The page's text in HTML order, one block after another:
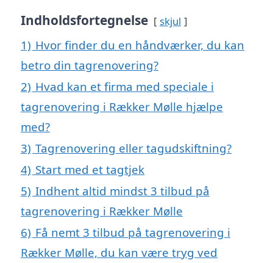
Indholdsfortegnelse skjul
1) Hvor finder du en håndværker, du kan
betro din tagrenovering?
2) Hvad kan et firma med speciale i
tagrenovering i Rækker Mølle hjælpe
med?
3) Tagrenovering eller tagudskiftning?
4) Start med et tagtjek
5) Indhent altid mindst 3 tilbud på
tagrenovering i Rækker Mølle
6) Få nemt 3 tilbud på tagrenovering i
Rækker Mølle, du kan være tryg ved